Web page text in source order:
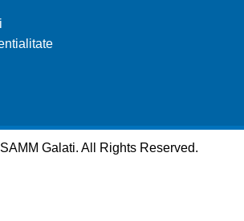
Galati. All Rights Reserved.